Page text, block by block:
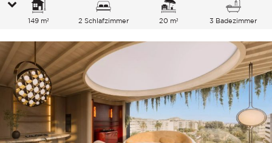
149 m² 2 Schlafzimmer 20 m² 3 Badezimmer